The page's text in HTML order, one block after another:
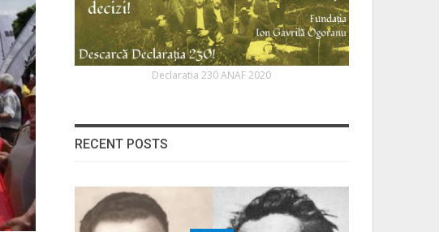
Declaratia 230 ANAF 2020
RECENT POSTS